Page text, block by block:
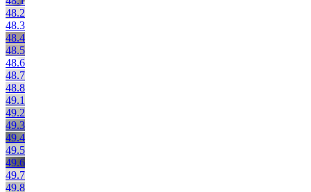
48.2
48.3
48.4
48.5
48.6
48.7
48.8
49.1
49.2
49.3
49.4
49.5
49.6
49.7
49.8